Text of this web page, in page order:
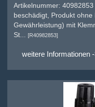
Artikelnummer:
beschädigt, Produkt
Gewährleistung) mit
St...
[R40982853]
weitere Informationen